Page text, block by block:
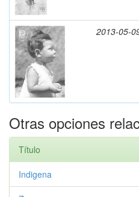
2013-05-
Otras opciones
Título
Indigena